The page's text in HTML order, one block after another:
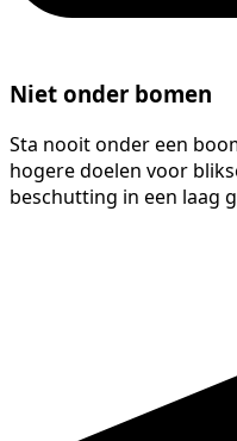
Niet onder bomen
Sta nooit onder een
hogere doelen voor
beschutting in een laag